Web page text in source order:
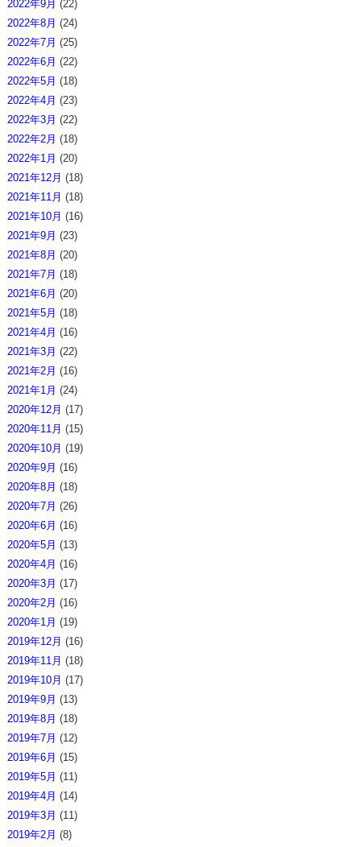
2022年9月 (22)
2022年8月 (24)
2022年7月 (25)
2022年6月 (22)
2022年5月 (18)
2022年4月 (23)
2022年3月 (22)
2022年2月 (18)
2022年1月 (20)
2021年12月 (18)
2021年11月 (18)
2021年10月 (16)
2021年9月 (23)
2021年8月 (20)
2021年7月 (18)
2021年6月 (20)
2021年5月 (18)
2021年4月 (16)
2021年3月 (22)
2021年2月 (16)
2021年1月 (24)
2020年12月 (17)
2020年11月 (15)
2020年10月 (19)
2020年9月 (16)
2020年8月 (18)
2020年7月 (26)
2020年6月 (16)
2020年5月 (13)
2020年4月 (16)
2020年3月 (17)
2020年2月 (16)
2020年1月 (19)
2019年12月 (16)
2019年11月 (18)
2019年10月 (17)
2019年9月 (13)
2019年8月 (18)
2019年7月 (12)
2019年6月 (15)
2019年5月 (11)
2019年4月 (14)
2019年3月 (11)
2019年2月 (8)